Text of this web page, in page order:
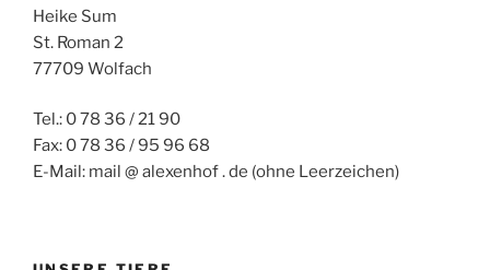
Heike Sum
St. Roman 2
77709 Wolfach
Tel.: 0 78 36 / 21 90
Fax: 0 78 36 / 95 96 68
E-Mail: mail @ alexenhof . de (ohne Leerzeichen)